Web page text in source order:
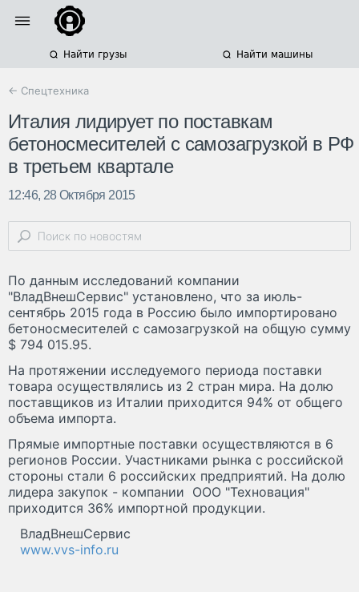
Найти грузы Найти машины
← Спецтехника
Италия лидирует по поставкам
бетоносмесителей с самозагрузкой в РФ
в третьем квартале
12:46, 28 Октября 2015
По данным исследований компании
"ВладВнешСервис" установлено, что за июль-
сентябрь 2015 года в Россию было импортировано
бетоносмесителей с самозагрузкой на общую сумму
$ 794 015.95.
На протяжении исследуемого периода поставки
товара осуществлялись из 2 стран мира. На долю
поставщиков из Италии приходится 94% от общего
объема импорта.
Прямые импортные поставки осуществляются в 6
регионов России. Участниками рынка с российской
стороны стали 6 российских предприятий. На долю
лидера закупок - компании ООО "Техновация"
приходится 36% импортной продукции.
ВладВнешСервис
www.vvs-info.ru